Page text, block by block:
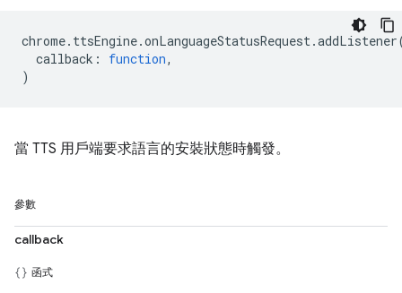
chrome. ttsEngine.onLanguageStatusRequest.addListener
callback : function,
)
當 TTS 用戶端要求語言的安裝狀態時觸發。
參數
callback
函式